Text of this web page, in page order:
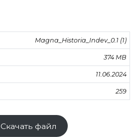
Magna_Historia_Indev_0.1 (1)
374 MB
11.06.2024
259
Скачать файл